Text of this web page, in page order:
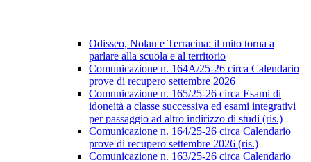
Odisseo, Nolan e Terracina: il mito torna a
parlare alla scuola e al territorio
Comunicazione n. 164A/25-26 circa Calendario
prove di recupero settembre 2026
Comunicazione n. 165/25-26 circa Esami di
idoneità a classe successiva ed esami integrativi
per passaggio ad altro indirizzo di studi (ris.)
Comunicazione n. 164/25-26 circa Calendario
prove di recupero settembre 2026 (ris.)
Comunicazione n. 163/25-26 circa Calendario